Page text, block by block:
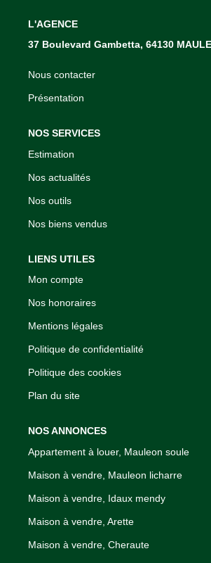
ACHETER EN
L'AGENCE
37 Boulevard Gambetta, 64130
Nous contacter
Présentation
NOS SERVICES
Estimation
Nos actualités
Nos outils
Nos biens vendus
LIENS UTILES
Mon compte
Nos honoraires
Mentions légales
Politique de confidentialité
Politique des cookies
Plan du site
NOS ANNONCES
Appartement à louer, Mauleon soule
Maison à vendre, Mauleon licharre
Maison à vendre, Idaux mendy
Maison à vendre, Arette
Maison à vendre, Cheraute